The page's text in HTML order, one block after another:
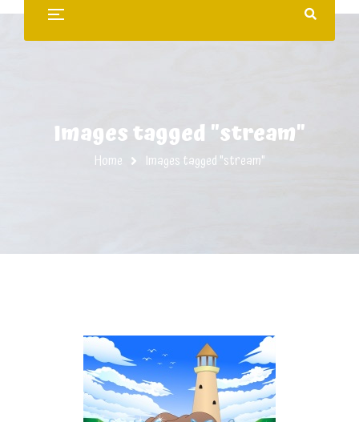
Images tagged "stream"
Home Images tagged "stream"